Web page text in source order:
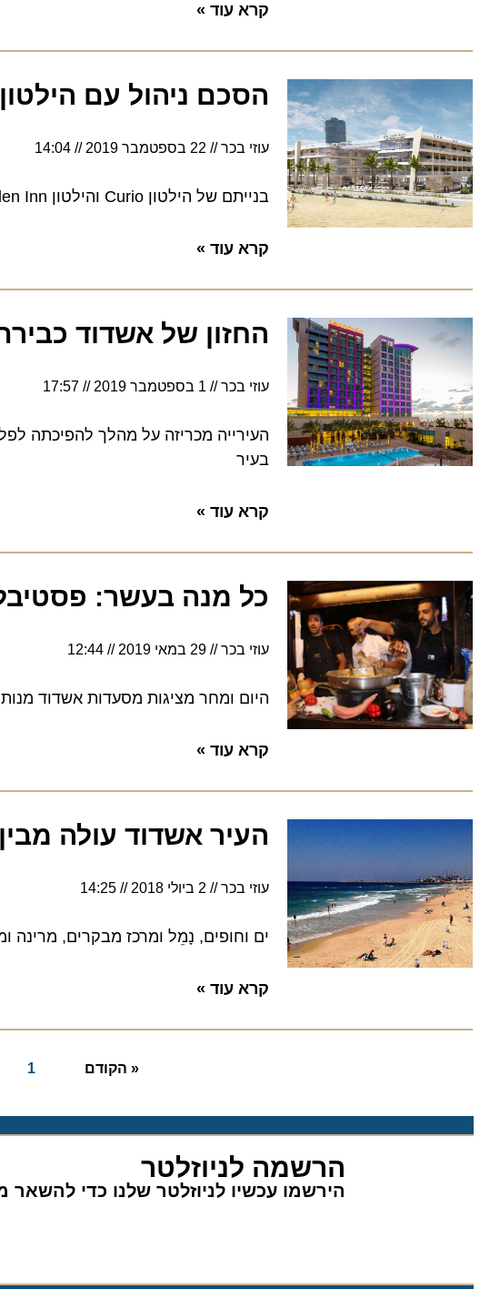
קרא עוד »
הסכם ניהול עם הילטון
עוזי בכר 22 בספטמבר 2019 14:04
בנייתם של הילטון Curio והילטון Garden Inn עתידה להיות מושלמת עד שנת 2022
קרא עוד »
החזון של אשדוד כבירת
עוזי בכר 1 בספטמבר 2019 17:57
העירייה מכריזה על מהלך להפיכתה
בעיר
קרא עוד »
כל מנה בעשר: פסטיבל "עמים
עוזי בכר 29 במאי 2019 12:44
היום ומחר מציגות מסעדות אשדוד מנות מיוחדות
קרא עוד »
העיר אשדוד עולה מבין
עוזי בכר 2 ביולי 2018 14:25
ים וחופים, נָמֵל ומרכז מבקרים, מרינה
קרא עוד »
« הקודם
הרשמה לניוזלטר
הירשמו עכשיו לניוזלטר שלנו כדי להשאר